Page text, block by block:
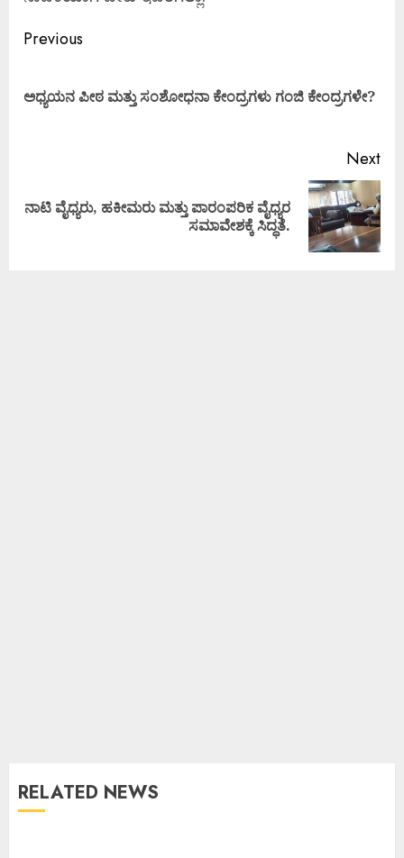
Previous
ಅಧ್ಯಯನ ಪೀಠ ಮತ್ತು ಸಂಶೋಧನಾ ಕೇಂದ್ರಗಳು ಗಂಜಿ ಕೇಂದ್ರಗಳೇ?
Next
ನಾಟಿ ವೈಧ್ಯರು, ಹಕೀಮರು ಮತ್ತು ಪಾರಂಪರಿಕ ವೈಧ್ಯರ
ಸಮಾವೇಶಕ್ಕೆ ಸಿದ್ಧತೆ.
RELATED NEWS